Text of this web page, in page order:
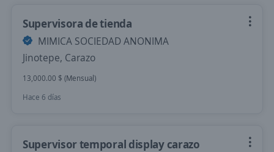
Supervisora de tienda
MIMICA SOCIEDAD ANONIMA
Jinotepe, Carazo
13,000.00 $ (Mensual)
Hace 6 días
Supervisor temporal display carazo